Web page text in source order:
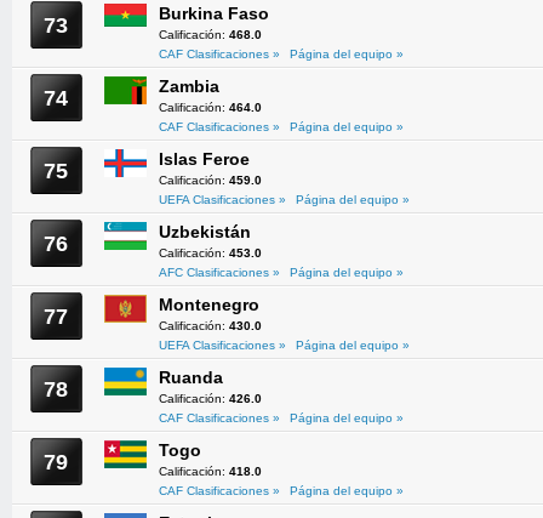
73 Burkina Faso
Calificación: 468.0
CAF Clasificaciones »
Página del equipo »
74 Zambia
Calificación: 464.0
CAF Clasificaciones »
Página del equipo »
75 Islas Feroe
Calificación: 459.0
UEFA Clasificaciones »
Página del equipo »
76 Uzbekistán
Calificación: 453.0
AFC Clasificaciones »
Página del equipo »
77 Montenegro
Calificación: 430.0
UEFA Clasificaciones »
Página del equipo »
78 Ruanda
Calificación: 426.0
CAF Clasificaciones »
Página del equipo »
79 Togo
Calificación: 418.0
CAF Clasificaciones »
Página del equipo »